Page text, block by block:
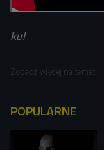
kul
Zobacz więcej na temat:
POPULARNE